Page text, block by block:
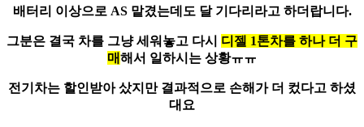
배터리 이상으로 AS맡겼는데도 달 기다리라고 하더랍니다.
그분은 결국 차를 그냥 세워놓고 다시 디젤 1톤차를 하나 더 구
매해서 일하시는 상황ㅠㅠ
전기차는 할인받아 샀지만 결과적으로 손해가 더 컸다고 하셨
대요